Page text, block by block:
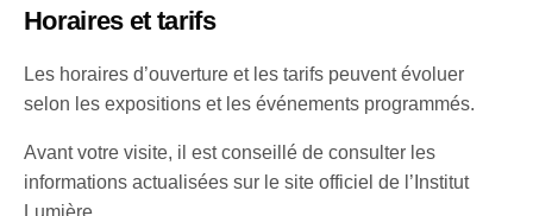
Horaires et tarifs
Les horaires d’ouverture et les tarifs peuvent évoluer
selon les expositions et les événements programmés.
Avant votre visite, il est conseillé de consulter les
informations actualisées sur le site officiel de l’Institut